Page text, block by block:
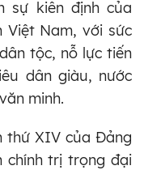
sự kiên định của
Việt Nam, với sức
tộc, nỗ lực tiến
dân giàu, nước
minh.
thứ XIV của Đảng
chính trị trọng đại